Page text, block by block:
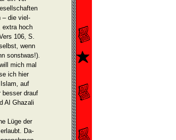
– die viel­
extra hoch
106, S.
wenn
sonstwas!).
mich mal
ich hier
auf
besser drauf
Al Ghazali
Lüge der
Da-